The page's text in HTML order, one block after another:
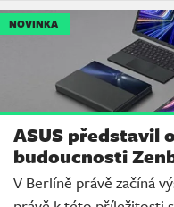
NOVINKA
ASUS představil
budoucnosti
V Berlíně právě začíná